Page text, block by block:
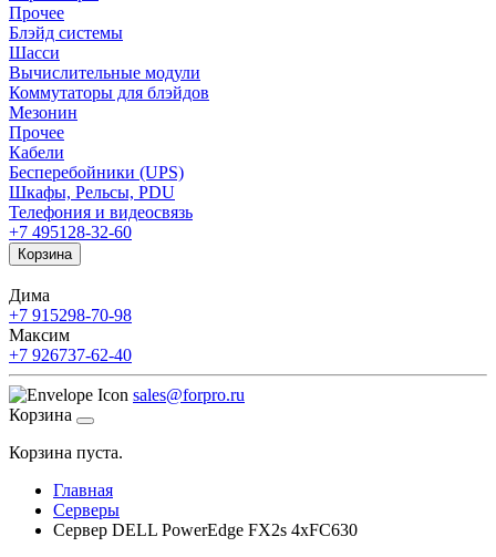
Прочее
Блэйд системы
Шасси
Вычислительные модули
Коммутаторы для блэйдов
Мезонин
Прочее
Кабели
Бесперебойники (UPS)
Шкафы, Рельсы, PDU
Телефония и видеосвязь
+7 495128-32-60
Корзина
Дима
+7 915298-70-98
Максим
+7 926737-62-40
sales@forpro.ru
Корзина
Корзина пуста.
Главная
Серверы
Сервер DELL PowerEdge FX2s 4xFC630